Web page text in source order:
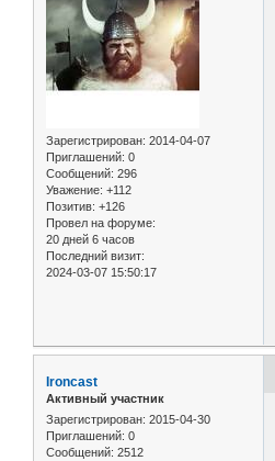
Зарегистрирован: 2014-04-07
Приглашений: 0
Сообщений: 296
Уважение: +112
Позитив: +126
Провел на форуме:
20 дней 6 часов
Последний визит:
2024-03-07 15:50:17
Ironcast
Активный участник
Зарегистрирован: 2015-04-30
Приглашений: 0
Сообщений: 2512